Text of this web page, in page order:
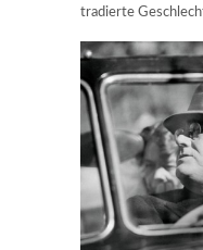
tradierte